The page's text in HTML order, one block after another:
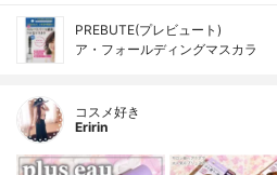
PREBUTE(プレビュート)
ア・フォールディングマスカラ
コスメ好き
Eririn